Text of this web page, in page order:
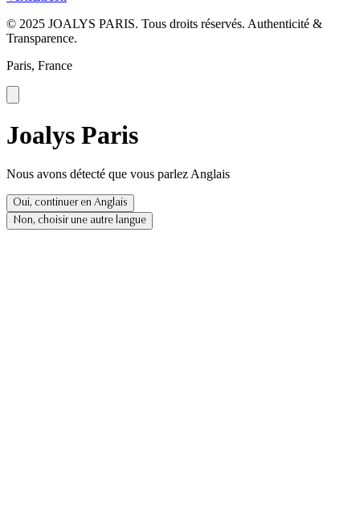
© 2025 JOALYS PARIS. Tous droits réservés. Authenticité &
Transparence.
Paris, France
Joalys Paris
Nous avons détecté que vous parlez Anglais
Oui, continuer en Anglais
Non, choisir une autre langue